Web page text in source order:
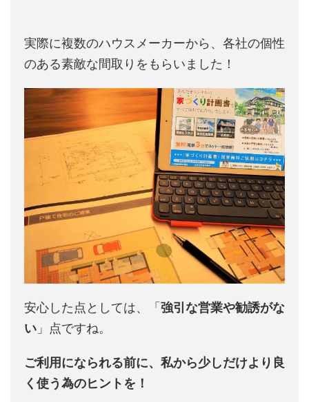
実際に複数のハウスメーカーから、各社の個性
のある素敵な間取りをもらいました！
安心した点としては、「強引な営業や勧誘がな
い 」点ですね。
ご利用になられる前に、私から少しだけより良
く使う為のヒントを！